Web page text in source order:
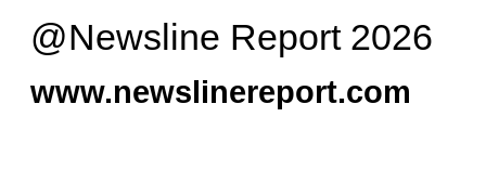
@Newsline Report 2026
www.newslinereport.com